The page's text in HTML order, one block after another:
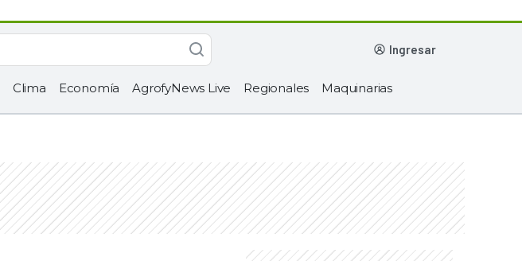
ingresar
Clima Economía AgrofyNews Live Regionales Maquinarias